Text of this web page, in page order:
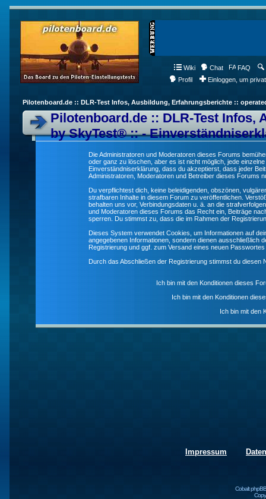
Wiki Chat FAQ
Profil
Einloggen, um
Pilotenboard.de :: DLR-Test Infos, Ausbildung, Erfahrungsberichte ::
Pilotenboard.de :: DLR-Test
by SkyTest® :: -
Die Administratoren und Moderatoren dieses Forums
oder ganz zu löschen, aber es ist nicht möglich, jede
Einverständniserklärung, dass du akzeptierst, dass jeder
Administratoren, Moderatoren und Betreiber dieses Forums
Du verpflichtest dich, keine beleidigenden, obszönen,
strafbaren Inhalte in diesem Forum zu veröffentlichen.
behalten uns vor, Verbindungsdaten u. ä. an die
und Moderatoren dieses Forums das Recht ein, Beiträge
sperren. Du stimmst zu, dass die im Rahmen der
Dieses System verwendet Cookies, um Informationen auf
angegebenen Informationen, sondern dienen ausschließlich
Registrierung und ggf. zum Versand eines neuen
Durch das Abschließen der Registrierung stimmst du diesen
Ich bin mit den Konditionen dieses
Ich bin mit den Konditionen
Ich bin mit den
Impressum
Cobalt